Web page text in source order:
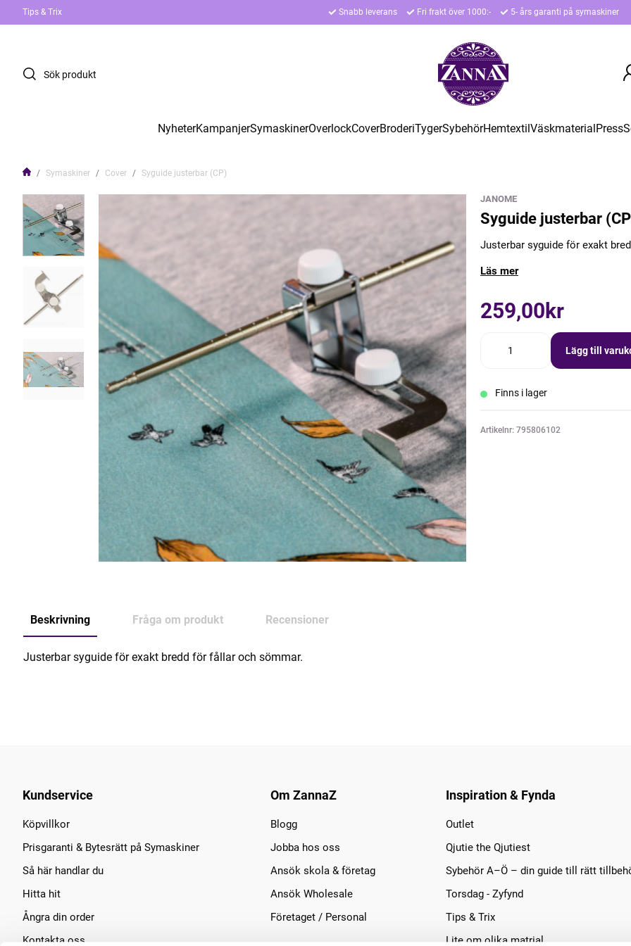
Tips & Trix Snabb leverans Fri frakt över 1000:- 5- års garanti på symaskiner
NyheterKampanjerSymaskinerOverlockCoverBroderiTygerSybehörHemtextilVäskmaterialPress
Symaskiner Cover Syguide justerbar (CP)
JANOME
Syguide justerbar
Justerbar syguide för exakt
Läs mer
259,00kr
Lägg till
Finns i lager
Artikelnr: 795806102
Beskrivning Fråga om produkt Recensioner
Justerbar syguide för exakt bredd för fållar och sömmar.
Kundservice
Köpvillkor
Prisgaranti & Bytesrätt på Symaskiner
Så här handlar du
Hitta hit
Ångra din order
Kontakta oss
Om ZannaZ
Blogg
Jobba hos oss
Ansök skola & företag
Ansök Wholesale
Företaget / Personal
Inspiration & Fynda
Outlet
Qjutie the Qjutiest
Sybehör A–Ö – din guide till rätt
Torsdag - Zyfynd
Tips & Trix
Lite om olika matrial